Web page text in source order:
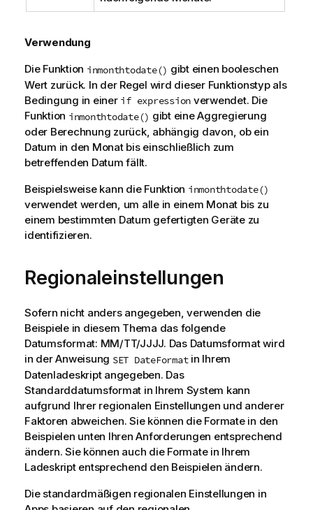
Verwendung
Die Funktion inmonthtodate() gibt einen booleschen
Wert zurück. In der Regel wird dieser Funktionstyp als
Bedingung in einer if expression verwendet. Die
Funktion inmonthtodate() gibt eine Aggregierung
oder Berechnung zurück, abhängig davon, ob ein
Datum in den Monat bis einschließlich zum
betreffenden Datum fällt.
Beispielsweise kann die Funktion inmonthtodate()
verwendet werden, um alle in einem Monat bis zu
einem bestimmten Datum gefertigten Geräte zu
identifizieren.
Regionaleinstellungen
Sofern nicht anders angegeben, verwenden die
Beispiele in diesem Thema das folgende
Datumsformat: MM/TT/JJJJ. Das Datumsformat wird
in der Anweisung SET DateFormatin Ihrem
Datenladeskript angegeben. Das
Standarddatumsformat in Ihrem System kann
aufgrund Ihrer regionalen Einstellungen und anderer
Faktoren abweichen. Sie können die Formate in den
Beispielen unten Ihren Anforderungen entsprechend
ändern. Sie können auch die Formate in Ihrem
Ladeskript entsprechend den Beispielen ändern.
Die standardmäßigen regionalen Einstellungen in